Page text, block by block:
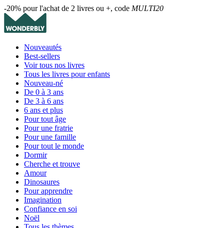
-20% pour l'achat de 2 livres ou +, code MULTI20
Nouveautés
Best-sellers
Voir tous nos livres
Tous les livres pour enfants
Nouveau-né
De 0 à 3 ans
De 3 à 6 ans
6 ans et plus
Pour tout âge
Pour une fratrie
Pour une famille
Pour tout le monde
Dormir
Cherche et trouve
Amour
Dinosaures
Pour apprendre
Imagination
Confiance en soi
Noël